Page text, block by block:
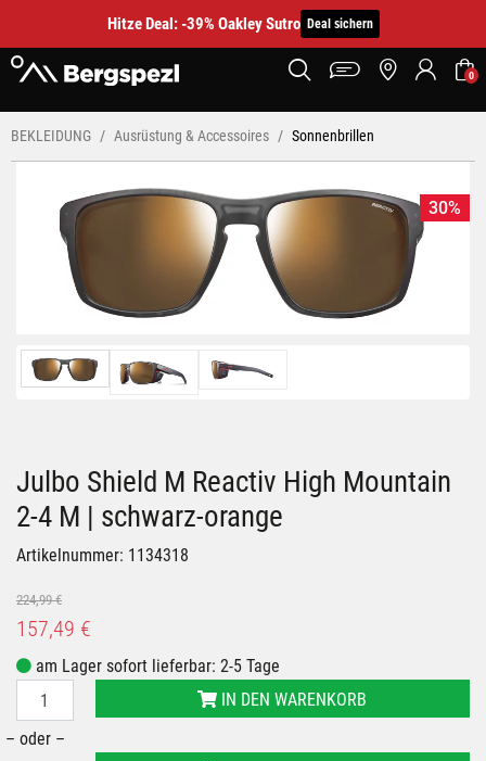
Hitze Deal: -39% Oakley Sutro Deal sichern
0
BEKLEIDUNG Ausrüstung & Accessoires Sonnenbrillen
30%
Julbo Shield M Reactiv High Mountain
2-4 M | schwarz-orange
Artikelnummer: 1134318
224,99 €
157,49 €
am Lager sofort lieferbar: 2-5 Tage
IN DEN WARENKORB
– oder –